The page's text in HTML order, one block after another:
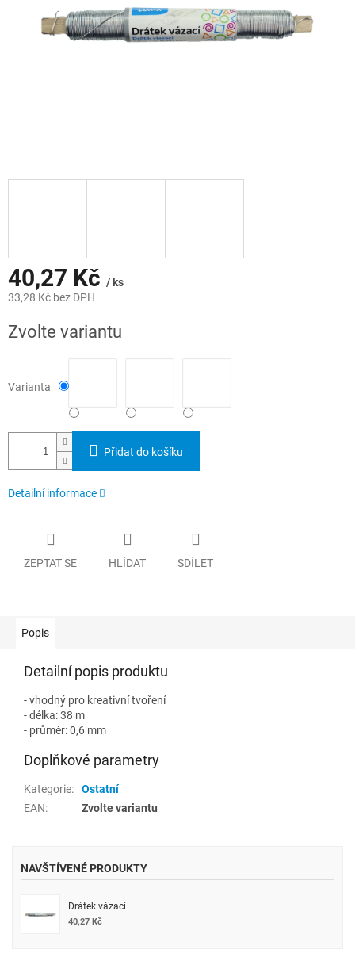
40,27 Kč / ks
33,28 Kč bez DPH
cena:
Zvolte variantu
Varianta
Přidat do košíku
Detailní informace
ZEPTAT SE HLÍDAT SDÍLET
Popis
Detailní popis produktu
- vhodný pro kreativní tvoření
- délka: 38 m
- průměr: 0,6 mm
Doplňkové parametry
Kategorie:
Ostatní
EAN: Zvolte variantu
NAVŠTÍVENÉ PRODUKTY
Drátek vázací
40,27 Kč